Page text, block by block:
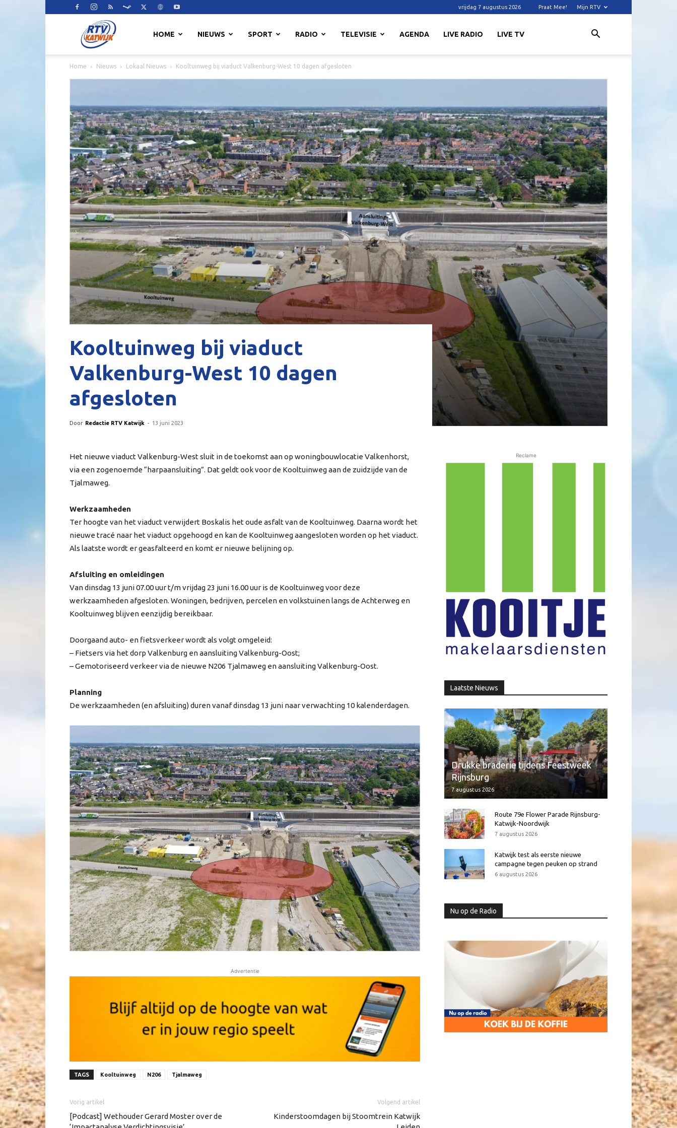
vrijdag 7 augustus 2026 Praat Mee! Mijn RTV
HOME NIEUWS SPORT RADIO TELEVISIE AGENDA LIVE RADIO LIVE TV
Home Nieuws Lokaal Nieuws Kooltuinweg bij viaduct Valkenburg-West 10 dagen afgesloten
Kooltuinweg bij viaduct
Valkenburg-West 10 dagen
afgesloten
Door Redactie RTV Katwijk - 13 juni 2023
Het nieuwe viaduct Valkenburg-West sluit in de toekomst aan op woningbouwlocatie Valkenhorst,
via een zogenoemde “harpaansluiting”. Dat geldt ook voor de Kooltuinweg aan de zuidzijde van de
Tjalmaweg.
Werkzaamheden
Ter hoogte van het viaduct verwijdert Boskalis het oude asfalt van de Kooltuinweg. Daarna wordt het
nieuwe tracé naar het viaduct opgehoogd en kan de Kooltuinweg aangesloten worden op het viaduct.
Als laatste wordt er geasfalteerd en komt er nieuwe belijning op.
Afsluiting en omleidingen
Van dinsdag 13 juni 07.00 uur t/m vrijdag 23 juni 16.00 uur is de Kooltuinweg voor deze
werkzaamheden afgesloten. Woningen, bedrijven, percelen en volkstuinen langs de Achterweg en
Kooltuinweg blijven eenzijdig bereikbaar.
Doorgaand auto- en fietsverkeer wordt als volgt omgeleid:
– Fietsers via het dorp Valkenburg en aansluiting Valkenburg-Oost;
– Gemotoriseerd verkeer via de nieuwe N206 Tjalmaweg en aansluiting Valkenburg-Oost.
Planning
De werkzaamheden (en afsluiting) duren vanaf dinsdag 13 juni naar verwachting 10 kalenderdagen.
Advertentie
TAGS Kooltuinweg N206 Tjalmaweg
Vorig artikel
[Podcast] Wethouder Gerard Moster over de
Volgend artikel
Kinderstoomdagen bij Stoomtrein Katwijk
Reclame
Laatste Nieuws
Drukke braderie tijdens Feestweek
Rijnsburg
7 augustus 2026
Route 79e Flower Parade Rijnsburg-
Katwijk-Noordwijk
7 augustus 2026
Katwijk test als eerste nieuwe
campagne tegen peuken op strand
6 augustus 2026
Nu op de Radio